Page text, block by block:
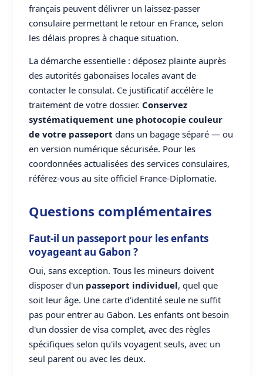
français peuvent délivrer un laissez-passer
consulaire permettant le retour en France, selon
les délais propres à chaque situation.
La démarche essentielle : déposez plainte auprès
des autorités gabonaises locales avant de
contacter le consulat. Ce justificatif accélère le
traitement de votre dossier. Conservez
systématiquement une photocopie couleur
de votre passeport dans un bagage séparé — ou
en version numérique sécurisée. Pour les
coordonnées actualisées des services consulaires,
référez-vous au site officiel France-Diplomatie.
Questions complémentaires
Faut-il un passeport pour les enfants
voyageant au Gabon ?
Oui, sans exception. Tous les mineurs doivent
disposer d'un passeport individuel, quel que
soit leur âge. Une carte d'identité seule ne suffit
pas pour entrer au Gabon. Les enfants ont besoin
d'un dossier de visa complet, avec des règles
spécifiques selon qu'ils voyagent seuls, avec un
seul parent ou avec les deux.